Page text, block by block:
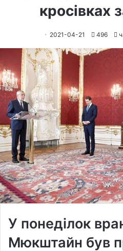
кросівках
2021-04-21 496
У понеділок
Мюкштайн був